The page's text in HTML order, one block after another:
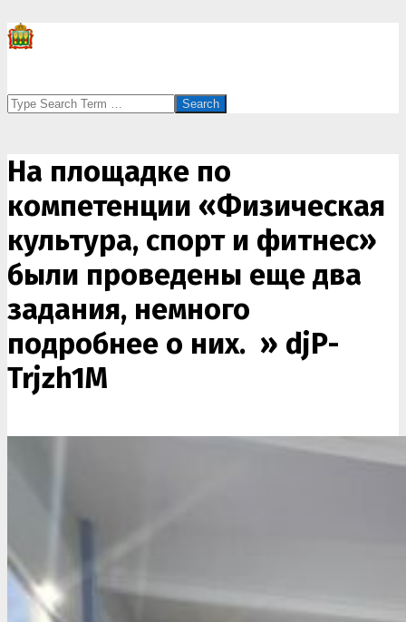
Search
На площадке по
компетенции «Физическая
культура, спорт и фитнес»
были проведены еще два
задания, немного
подробнее о них. » djP-
Trjzh1M